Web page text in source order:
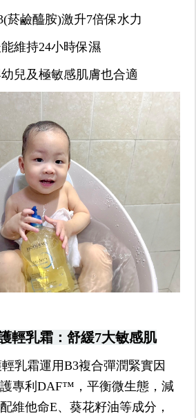
菸鹼醯胺)激升7倍保水力
維持24小時保濕
兒及極敏感肌膚也合適
輕乳霜：舒緩7大敏感肌
乳霜運用B3複合彈潤緊實因
專利DAF™，平衡微生態，減
維他命E、葵花籽油等成分，